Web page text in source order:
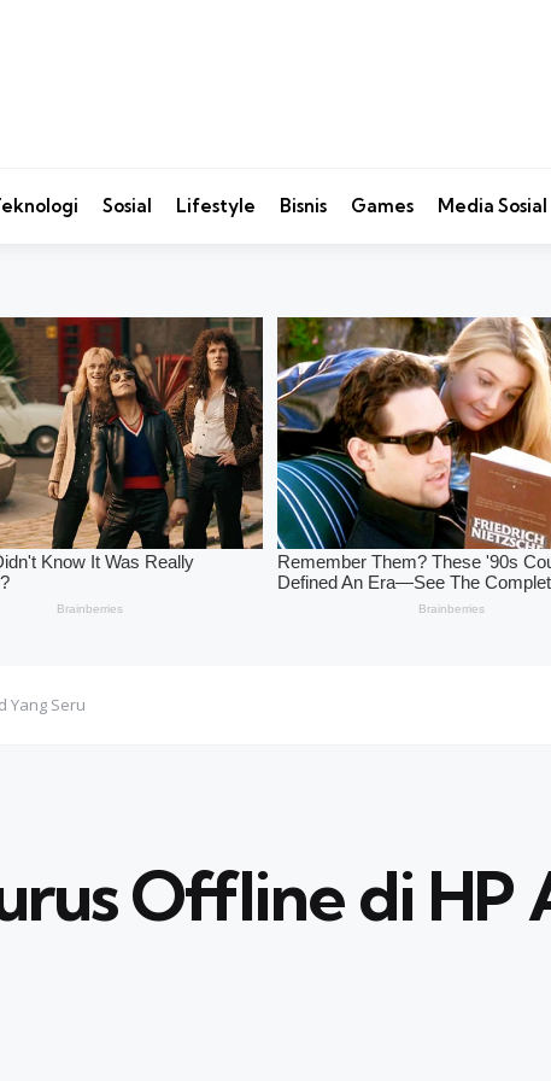
Sosial Lifestyle Bisnis Games Media Sosial
Yang Seru
Offline di HP